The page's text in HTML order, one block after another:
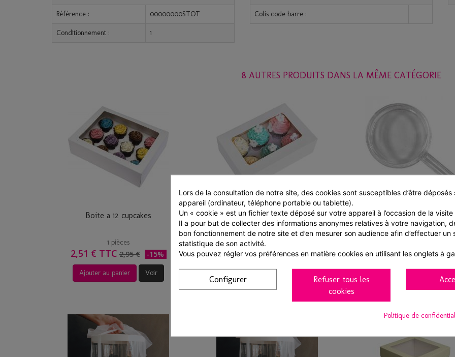
Référence : 00000000STOT
Conditionnement : 1
Colis code barre :
8 AUTRES PRODUITS DANS LA MÊME CATÉGORIE
Boite a 12 cupcakes
1 pièces
2,51 € TTC 2,95 € -15%
Ajouter au panier Voir
Boite a 6 cupcakes
1 pièces
1,61 € TTC 1,90 € -15%
Boite sucette
10x2x5.5cm
3,06 € TTC
Lors de la consultation de notre site, des cookies sont susceptibles d’être déposés
appareil (ordinateur, téléphone portable ou tablette).
Un « cookie » est un fichier texte déposé sur votre appareil à l’occasion de la visite
Il a pour but de collecter des informations anonymes relatives à votre navigation,
bon fonctionnement de notre site et d’en mesurer son audience afin d’effectuer un
statistique de son activité.
Vous pouvez régler vos préférences en matière cookies en utilisant les onglets à
Refuser tous les
cookies
Configurer
Politique de